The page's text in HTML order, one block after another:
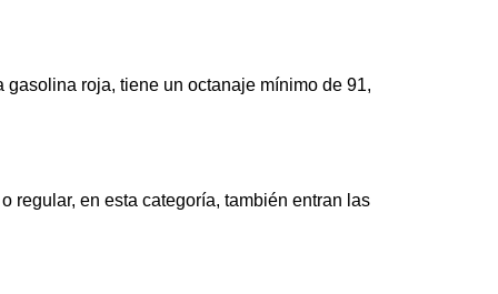
roja, tiene un octanaje mínimo de 91,
regular, en esta categoría, también entran las